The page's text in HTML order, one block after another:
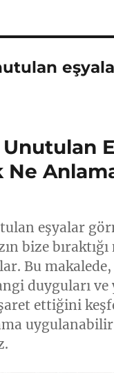
Unutulan
Ne
eşyalar
bize
Bu
duyguları ve
ettiğini